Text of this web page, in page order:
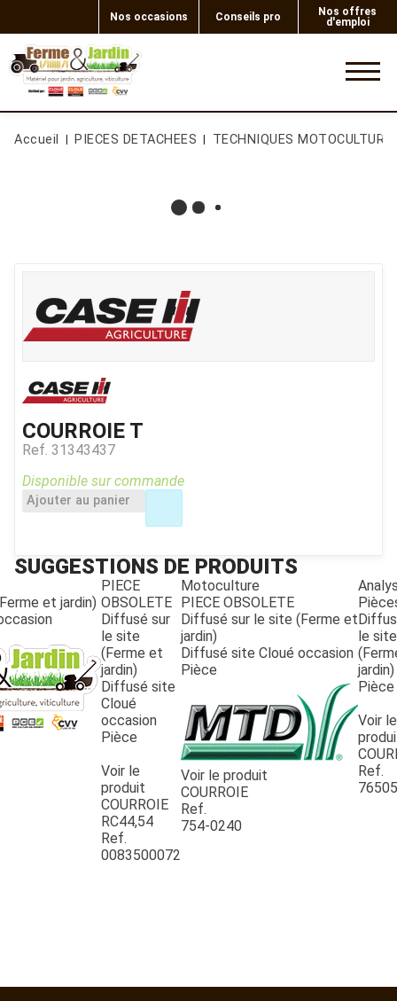
Nos occasions Conseils pro
Nos offres
d'emploi
JOUET
ESPACES VERTS
QUAD SSV UTV
PIECES DETACHEES
Accueil PIECES DETACHEES TECHNIQUES MOTOCULTURE
COURROIE T
Ref. 31343437
Disponible sur commande
Ajouter au panier
SUGGESTIONS DE PRODUITS
et jardin)
PIECE
OBSOLETE
Diffusé sur
le site
(Ferme et
jardin)
Diffusé site
Cloué
occasion
Pièce
Voir le
produit
COURROIE
RC44,54
Ref.
0083500072
Motoculture
PIECE OBSOLETE
Diffusé sur le site (Ferme et
jardin)
Diffusé site Cloué occasion
Pièce
Voir le produit
COURROIE
Ref.
754-0240
le site
jardin)
Pièce
Voir le
Ref.